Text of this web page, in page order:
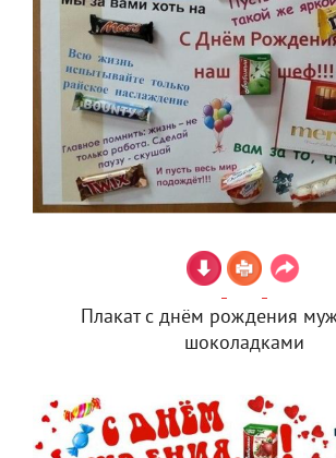
Плакат с днём рождения
шоколадками